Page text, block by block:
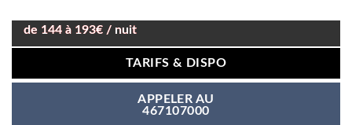
de 144 à 193€ / nuit
TARIFS & DISPO
APPELER AU
467107000